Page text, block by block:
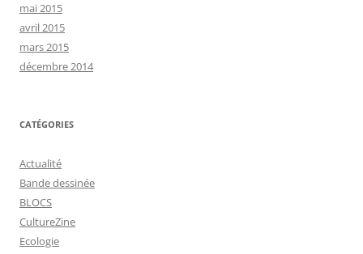
mai 2015
avril 2015
mars 2015
décembre 2014
CATÉGORIES
Actualité
Bande dessinée
BLOCS
CultureZine
Ecologie